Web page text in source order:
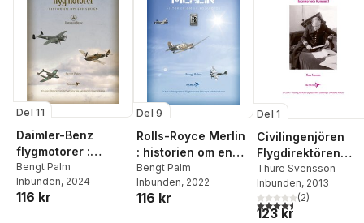
Del 11
Daimler-Benz
flygmotorer :
historien om 600-
serien
Bengt Palm
Inbunden, 2024
116 kr
Del 9
Rolls-Royce Merlin
: historien om en
kolvmotor
Bengt Palm
Inbunden, 2022
116 kr
Del 1
Civilingenjören
Flygdirektören
Henry Kjellson :
tekniker och
humanist
Thure Svensson
Inbunden, 2013
4,5utav 5 stjärnor.
(2)
123 kr